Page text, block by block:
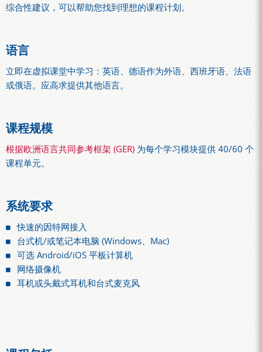
综合性建议，可以帮助您找到理想的课程计划。
语言
立即在虚拟课堂中学习：英语、德语作为外语、西班牙语、法语
或俄语。应高求提供其他语言。
课程规模
根据欧洲语言共同参考框架 (GER) 为每个学习模块提供 40/60 个
课程单元。
系统要求
快速的因特网接入
台式机/或笔记本电脑 (Windows、Mac)
可选 Android/iOS 平板计算机
网络摄像机
耳机或头戴式耳机和台式麦克风